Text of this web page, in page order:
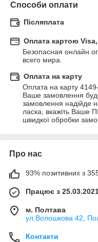
Способи оплати
Післяплата
Оплата картою
Безопасная онлайн
всего мира.
Оплата на карту
Оплата на карту
Ваше замовлення
замовлення надійде
ласка, вкажіть Ваше
швидкої обробки
Про нас
93% позитивних з 355
Працює з
м. Полтава
ул.Волошкова 42,
Контакти